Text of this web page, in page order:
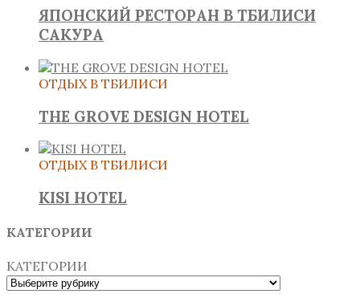
ЯПОНСКИЙ РЕСТОРАН В ТБИЛИСИ
САКУРА
ОТДЫХ В ТБИЛИСИ
THE GROVE DESIGN HOTEL
ОТДЫХ В ТБИЛИСИ
KISI HOTEL
КАТЕГОРИИ
КАТЕГОРИИ